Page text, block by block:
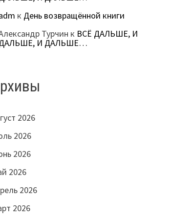
к День возвращённой книги
Турчин к ВСЁ ДАЛЬШЕ, И
И ДАЛЬШЕ…
2026
2026
2026
2026
2026
2026